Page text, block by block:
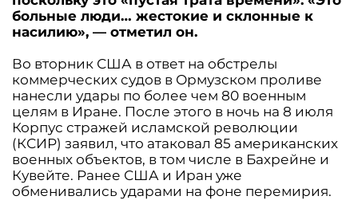
больные люди… жестокие и склонные к
насилию», — отметил он.
Во вторник США в ответ на обстрелы
коммерческих судов в Ормузском проливе
нанесли удары по более чем 80 военным
целям в Иране. После этого в ночь на 8 июля
Корпус стражей исламской революции
(КСИР) заявил, что атаковал 85 американских
военных объектов, в том числе в Бахрейне и
Кувейте. Ранее США и Иран уже
обменивались ударами на фоне перемирия.